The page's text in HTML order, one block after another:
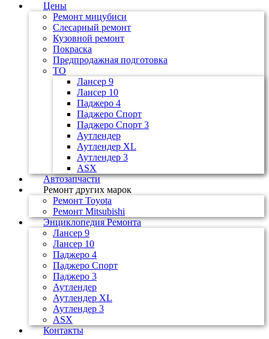
Цены
Ремонт мицубиси
Слесарный ремонт
Кузовной ремонт
Покраска
Предпродажная подготовка
ТО
Лансер 9
Лансер 10
Паджеро 4
Паджеро Спорт
Паджеро Спорт 3
Аутлендер
Аутлендер ХL
Аутлендер 3
ASX
Автозапчасти
Ремонт других марок
Ремонт Toyota
Ремонт Mitsubishi
Энциклопедия Ремонта
Лансер 9
Лансер 10
Паджеро 4
Паджеро Спорт
Паджеро 3
Аутлендер
Аутлендер ХL
Аутлендер 3
ASX
Контакты